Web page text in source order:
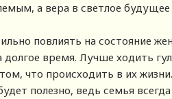
а вера в светлое будущее
повлиять на состояние
время. Лучше ходить
что происходить в их
полезно, ведь семья